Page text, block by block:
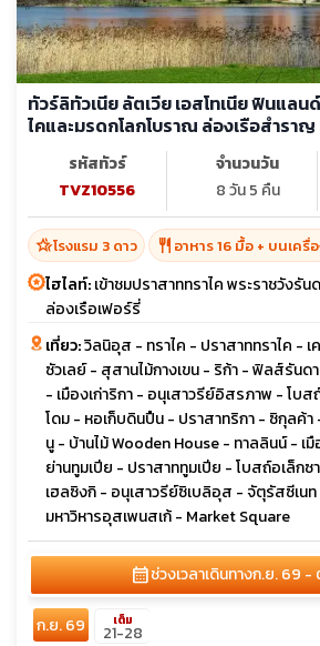
ทัวร์ลิทัวเนีย ลัตเวีย เอสโทเนีย ฟินแลน
ไคและมรดกโลกโบราณ ล่องเรือสำรา
รหัสทัวร์
TVZ10556
จำนวนวัน
8 วัน 5 คืน
hotel_classโรงแรม 3 ดาว restaurant อาหาร 16 มื้อ + บนเครื่
ไฮไลท์:เข้าชมปราสาททราไค พระราชวังรัน
ล่องเรือเฟอร์รี่
เที่ยว:วิลนิอุส - ทราไค - ปราสาททราไค -
ซัวเลย์ - สุสานไม้กางเขน - ริก้า - ฟิลส์รันด
- เมืองเก่าริกา - อนุเสาวรีย์อิสรภาพ - โบ
โดม - หอเก็บดินปืน - ปราสาทริกา - ซิกุลค้า
นู - บ้านไม้ Wooden House - ทาลลินน์ - เ
ย่านทูมเปีย - ปราสาททูมเปีย - โบสถ์อเล็กซ
เฮลซิงกิ - อนุเสาวรีย์ซิเบลิอุส - จัตุรัสซีเน
มหาวิหารอุสเพนสเก้ - Market Square
calendar_monthช่วงเวลาเดินทางก.ย. 69 -
ก.ย. 69 เต็ม
21-28